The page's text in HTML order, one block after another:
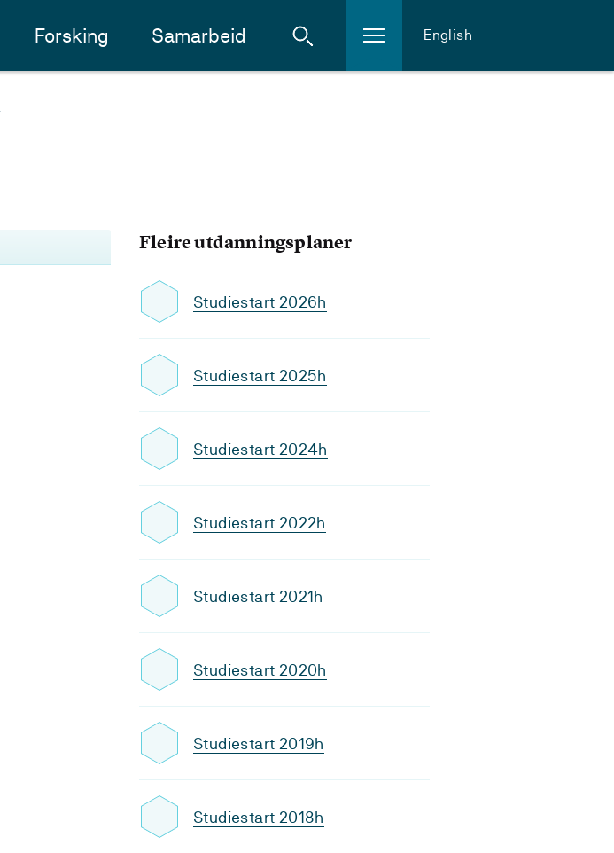
Forsking Samarbeid English
Fleire utdanningsplaner
Studiestart 2026h
Studiestart 2025h
Studiestart 2024h
Studiestart 2022h
Studiestart 2021h
Studiestart 2020h
Studiestart 2019h
Studiestart 2018h